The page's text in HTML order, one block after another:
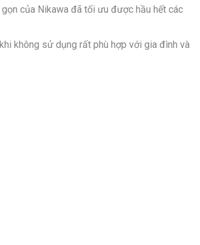
của Nikawa đã tối ưu được hầu hết các
không sử dụng rất phù hợp với gia đình và